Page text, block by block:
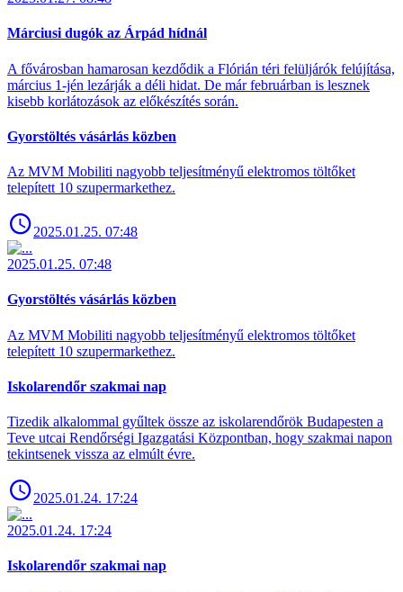
Márciusi dugók az Árpád hídnál
A fővárosban hamarosan kezdődik a Flórián téri felüljárók felújítása,
március 1-jén lezárják a déli hidat. De már februárban is lesznek
kisebb korlátozások az előkészítés során.
Gyorstöltés vásárlás közben
Az MVM Mobiliti nagyobb teljesítményű elektromos töltőket
telepített 10 szupermarkethez.
2025.01.25. 07:48
2025.01.25. 07:48
Gyorstöltés vásárlás közben
Az MVM Mobiliti nagyobb teljesítményű elektromos töltőket
telepített 10 szupermarkethez.
Iskolarendőr szakmai nap
Tizedik alkalommal gyűltek össze az iskolarendőrök Budapesten a
Teve utcai Rendőrségi Igazgatási Központban, hogy szakmai napon
tekintsenek vissza az elmúlt évre.
2025.01.24. 17:24
2025.01.24. 17:24
Iskolarendőr szakmai nap